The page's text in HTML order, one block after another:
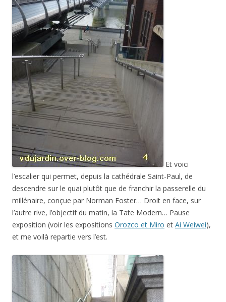
Et voici
l’escalier qui permet, depuis la cathédrale Saint-Paul, de
descendre sur le quai plutôt que de franchir la passerelle du
millénaire, conçue par Norman Foster… Droit en face, sur
l’autre rive, l’objectif du matin, la Tate Modern… Pause
exposition (voir les expositions Orozco et Miro et Ai Weiwei),
et me voilà repartie vers l’est.